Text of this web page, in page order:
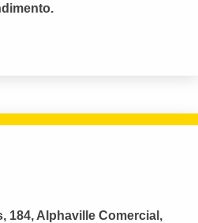
184, Alphaville Comercial,